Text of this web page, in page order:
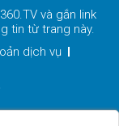
và gắn link
tin từ trang này.
dịch vụ